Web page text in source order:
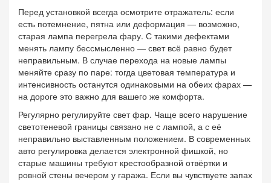
Перед установкой всегда осмотрите отражатель: если
есть потемнение, пятна или деформация — возможно,
старая лампа перегрела фару. С такими дефектами
менять лампу бессмысленно — свет всё равно будет
неправильным. В случае перехода на новые лампы
меняйте сразу по паре: тогда цветовая температура и
интенсивность останутся одинаковыми на обеих фарах —
на дороге это важно для вашего же комфорта.
Регулярно регулируйте свет фар. Чаще всего нарушение
светотеневой границы связано не с лампой, а с её
неправильно выставленным положением. В современных
авто регулировка делается электронной фишкой, но
старые машины требуют крестообразной отвёртки и
ровной стены вечером у гаража. Если вы чувствуете запах